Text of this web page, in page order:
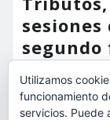
segundo
Lluna de
torrent al
Utilizamos
funcionamiento
servicios. Puede